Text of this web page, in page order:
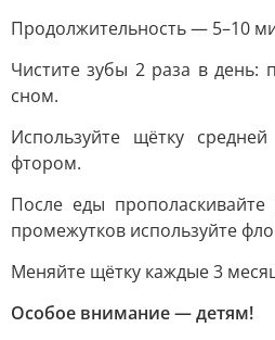
Продолжительность — 5–10
Чистите зубы 2 раза в день:
сном.
Используйте щётку
фтором.
После еды
промежутков используйте
Меняйте щётку каждые 3
Особое внимание — детям!